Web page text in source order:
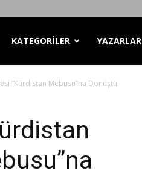
KATEGORİLER YAZARLAR
“Kürdistan Mebusu”na Dönüştü